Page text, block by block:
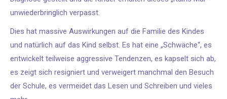
unwiederbringlich verpasst.
Dies hat massive Auswirkungen auf die Familie des Kindes
und natürlich auf das Kind selbst. Es hat eine „Schwäche“, es
entwickelt teilweise aggressive Tendenzen, es kapselt sich ab,
es zeigt sich resigniert und verweigert manchmal den Besuch
der Schule, es vermeidet das Lesen und Schreiben und vieles